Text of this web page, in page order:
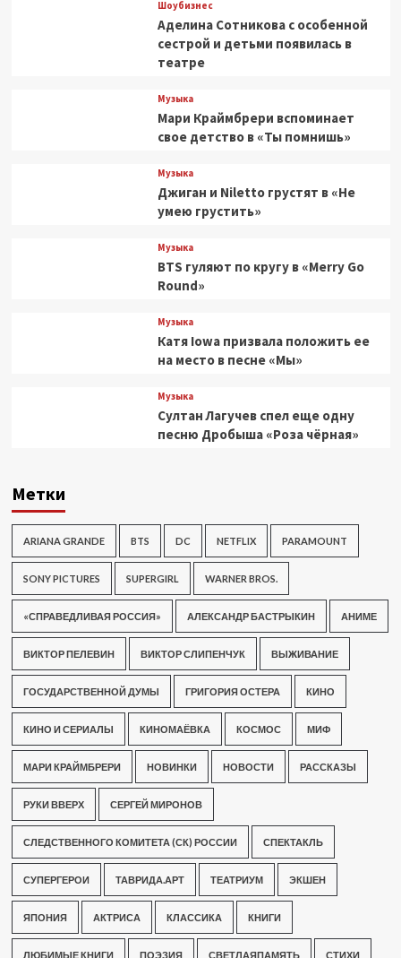
Шоубизнес
Аделина Сотникова с особенной
сестрой и детьми появилась в
театре
Музыка
Мари Краймбрери вспоминает
свое детство в «Ты помнишь»
Музыка
Джиган и Niletto грустят в «Не
умею грустить»
Музыка
BTS гуляют по кругу в «Merry Go
Round»
Музыка
Катя Iowa призвала положить ее
на место в песне «Мы»
Музыка
Султан Лагучев спел еще одну
песню Дробыша «Роза чёрная»
Метки
ARIANA GRANDE BTS DC NETFLIX PARAMOUNT
SONY PICTURES SUPERGIRL WARNER BROS.
«СПРАВЕДЛИВАЯ РОССИЯ» АЛЕКСАНДР БАСТРЫКИН АНИМЕ
ВИКТОР ПЕЛЕВИН ВИКТОР СЛИПЕНЧУК ВЫЖИВАНИЕ
ГОСУДАРСТВЕННОЙ ДУМЫ ГРИГОРИЯ ОСТЕРА КИНО
КИНО И СЕРИАЛЫ КИНОМАЁВКА КОСМОС МИФ
МАРИ КРАЙМБРЕРИ НОВИНКИ НОВОСТИ РАССКАЗЫ
РУКИ ВВЕРХ СЕРГЕЙ МИРОНОВ
СЛЕДСТВЕННОГО КОМИТЕТА (СК) РОССИИ СПЕКТАКЛЬ
СУПЕРГЕРОИ ТАВРИДА.АРТ ТЕАТРИУМ ЭКШЕН
ЯПОНИЯ АКТРИСА КЛАССИКА КНИГИ
ЛЮБИМЫЕ КНИГИ ПОЭЗИЯ СВЕТЛАЯПАМЯТЬ СТИХИ